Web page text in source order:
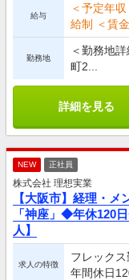
給与
＜予定年
給制 ＜賃
勤務地
＜勤務地
町2...
詳細を見る
NEW 正社員
株式会社 理想実業
【大阪市】経理・
「神座」◆年休120
人】
求人の特徴
フレックス
年間休日